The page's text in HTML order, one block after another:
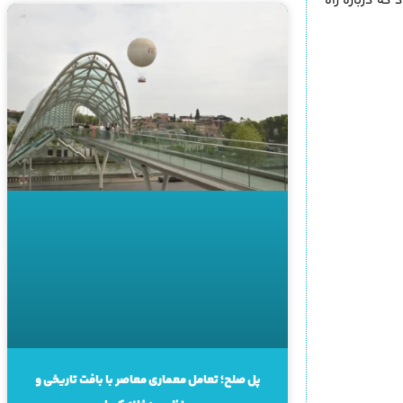
پل صلح؛ تعامل معماری معاصر با بافت تاریخی و